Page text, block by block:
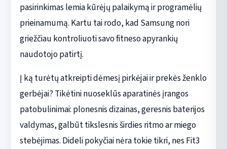
pasirinkimas lemia kūrėjų palaikymą ir programėlių
prieinamumą. Kartu tai rodo, kad Samsung nori
griežčiau kontroliuoti savo fitneso apyrankių
naudotojo patirtį.
Į ką turėtų atkreipti dėmesį pirkėjai ir prekės ženklo
gerbėjai? Tikėtini nuoseklūs aparatinės įrangos
patobulinimai: plonesnis dizainas, geresnis baterijos
valdymas, galbūt tikslesnis širdies ritmo ar miego
stebėjimas. Dideli pokyčiai nėra tokie tikri, nes Fit3